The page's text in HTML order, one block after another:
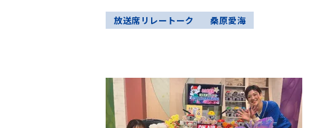
放送席リレートーク 桑原愛海